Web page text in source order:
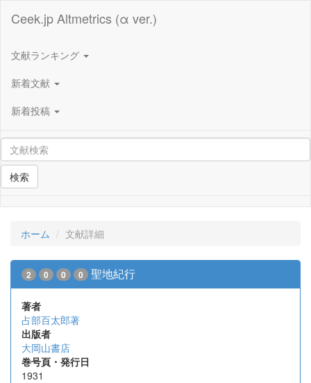
Ceek.jp Altmetrics (α ver.)
文献ランキング
新着文献
新着投稿
検索
ホーム 文献詳細
2 0 0 0 聖地紀行
著者
占部百太郎著
出版者
大岡山書店
巻号頁・発行日
1931